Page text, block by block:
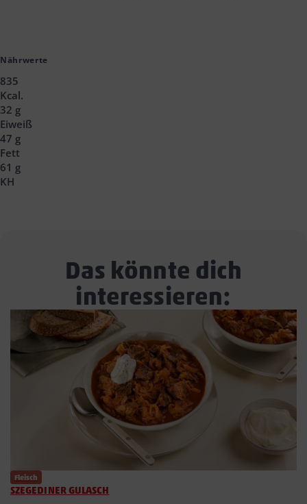
Nährwerte
835
Kcal.
32 g
Eiweiß
47 g
Fett
61 g
KH
Das könnte dich
interessieren:
Fleisch
SZEGEDINER GULASCH